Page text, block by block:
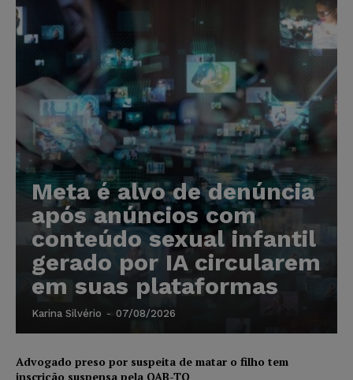
Meta é alvo de denúncia
após anúncios com
conteúdo sexual infantil
gerado por IA circularem
em suas plataformas
Karina Silvério - 07/08/2026
Advogado preso por suspeita de matar o filho tem
inscrição suspensa pela OAB-TO